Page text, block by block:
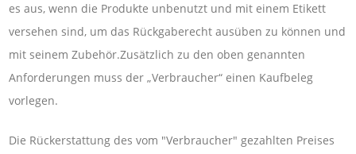
es aus, wenn die Produkte unbenutzt und mit einem Etikett
versehen sind, um das Rückgaberecht ausüben zu können und
mit seinem Zubehör.Zusätzlich zu den oben genannten
Anforderungen muss der „Verbraucher“ einen Kaufbeleg
vorlegen.
Die Rückerstattung des vom "Verbraucher" gezahlten Preises